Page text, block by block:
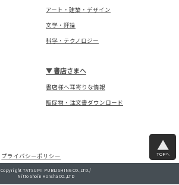
アート・建築・デザイン
文学・評論
科学・テクノロジー
▼書店さまへ
書店様へ耳寄りな情報
販促物・注文書ダウンロード
プライバシーポリシー TOPへ
Copyright TATSUMI PUBLISHING CO.,LTD./
Nitto Shoin Honsha CO.,LTD